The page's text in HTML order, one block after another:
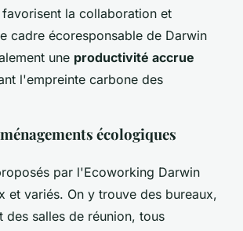
la collaboration et
cadre écoresponsable de Darwin
une productivité accrue
l'empreinte carbone des
écologiques
par l'Ecoworking Darwin
et variés. On y trouve des bureaux,
des salles de réunion, tous